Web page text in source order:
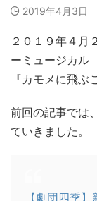
2019年4月3日
２０１９年４月
ーミュージカル
『カモメに飛ぶ
前回の記事では
ていきました。
【劇団四季